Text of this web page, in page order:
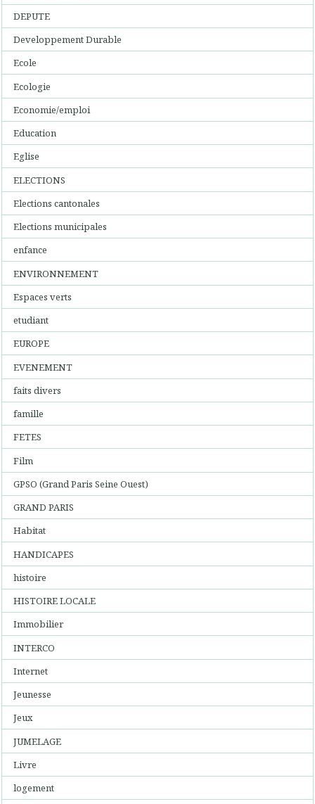
DEPUTE
Developpement Durable
Ecole
Ecologie
Economie/emploi
Education
Eglise
ELECTIONS
Elections cantonales
Elections municipales
enfance
ENVIRONNEMENT
Espaces verts
etudiant
EUROPE
EVENEMENT
faits divers
famille
FETES
Film
GPSO (Grand Paris Seine Ouest)
GRAND PARIS
Habitat
HANDICAPES
histoire
HISTOIRE LOCALE
Immobilier
INTERCO
Internet
Jeunesse
Jeux
JUMELAGE
Livre
logement